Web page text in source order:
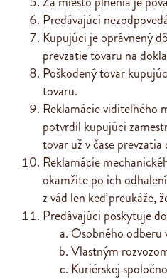
Predávajúci
Kupujúci je oprávnený
prevzatie tovaru na
Poškodený tovar
tovaru.
Reklamácie viditeľného
potvrdil kupujúci
tovar už v čase
Reklamácie
okamžite po ich
z vád len keď preukáže,
Predávajúci poskytuje
Osobného odberu
Vlastným
Kuriérskej